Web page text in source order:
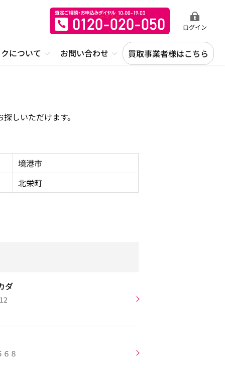
ログイン
について お問い合わせ 買取事業者様はこちら
しいただけます。
境港市
北栄町
ダ
８